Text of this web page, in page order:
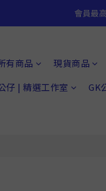
會員最
有商品 現貨商品
仔 | 精選工作室 GK